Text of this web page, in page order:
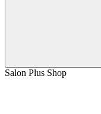
Salon Plus Shop